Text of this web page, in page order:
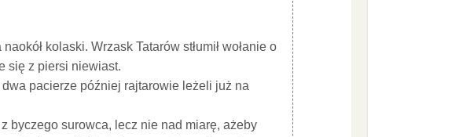
kolaski. Wrzask Tatarów stłumił wołanie o
się z piersi niewiast.
dwa pacierze później rajtarowie leżeli już na
byczego surowca, lecz nie nad miarę, ażeby